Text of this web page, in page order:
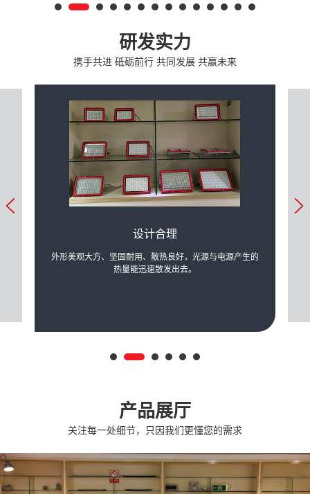
研发实力
携手共进 砥砺前行 共同发展 共赢未来
设计合理
外形美观大方、坚固耐用、散热良好，光源与电源产生的
热量能迅速散发出去。
产品展厅
关注每一处细节，只因我们更懂您的需求